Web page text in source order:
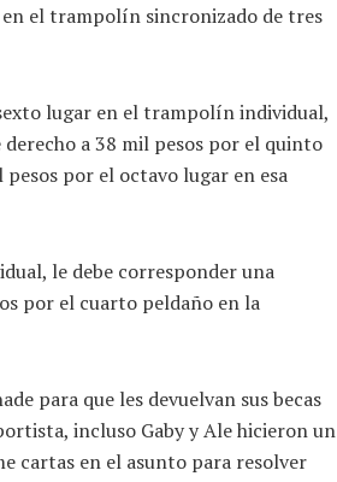
el trampolín sincronizado de tres
lugar en el trampolín individual,
a 38 mil pesos por el quinto
por el octavo lugar en esa
le debe corresponder una
por el cuarto peldaño en la
para que les devuelvan sus becas
incluso Gaby y Ale hicieron un
cartas en el asunto para resolver